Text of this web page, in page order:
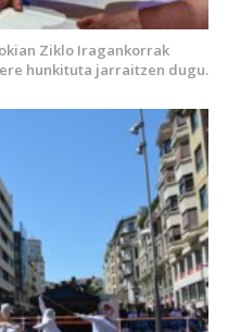
Ziklo Iragankorrak
hunkituta jarraitzen dugu.